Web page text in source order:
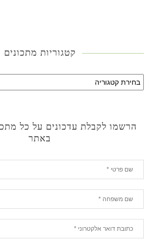
קטגוריות מתכונים
הרשמו לקבלת עדכונים על כל
באתר